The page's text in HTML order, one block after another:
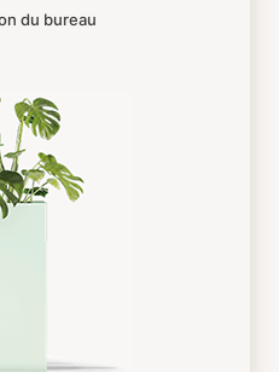
du bureau